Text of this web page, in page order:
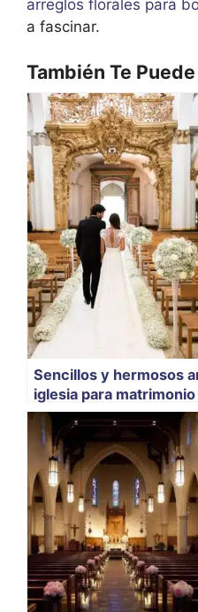
arreglos florales para
a fascinar.
También Te
Sencillos y hermosos
iglesia para matrimonio